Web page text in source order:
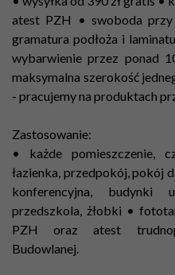
atest PZH • swoboda
gramatura podłoża i
wybarwienie przez ponad
maksymalna szerokość
- pracujemy na produktach
Zastosowanie:
• każde pomieszczenie,
łazienka, przedpokój, pokój
konferencyjna, budynki
przedszkola, żłobki •
PZH oraz atest
Budowlanej.